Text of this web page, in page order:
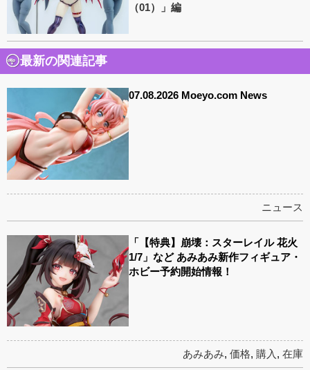
（01）」編
最新の関連記事
07.08.2026 Moeyo.com News
ニュース
「【特典】崩壊：スターレイル 花火
1/7」など あみあみ新作フィギュア・
ホビー予約開始情報！
あみあみ, 価格, 購入 , 在庫